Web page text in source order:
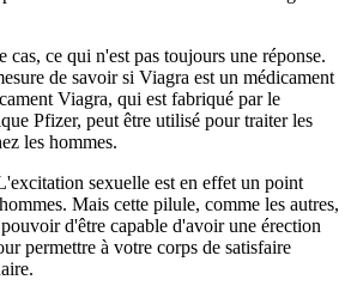
cas, ce qui n'est pas toujours une réponse.
de savoir si Viagra est un médicament
Viagra, qui est fabriqué par le
Pfizer, peut être utilisé pour traiter les
les hommes.
sexuelle est en effet un point
Mais cette pilule, comme les autres,
d'être capable d'avoir une érection
permettre à votre corps de satisfaire